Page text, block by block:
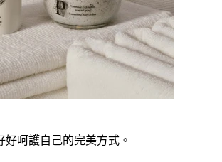
呵護自己的完美方式。